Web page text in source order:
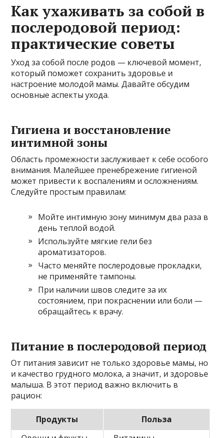
Как ухаживать за собой в
послеродовой период:
практические советы
Уход за собой после родов — ключевой момент,
который поможет сохранить здоровье и
настроение молодой мамы. Давайте обсудим
основные аспекты ухода.
Гигиена и восстановление
интимной зоны
Область промежности заслуживает к себе особого
внимания. Малейшее пренебрежение гигиеной
может привести к воспалениям и осложнениям.
Следуйте простым правилам:
Мойте интимную зону минимум два раза в
день теплой водой.
Используйте мягкие гели без
ароматизаторов.
Часто меняйте послеродовые прокладки,
не применяйте тампоны.
При наличии швов следите за их
состоянием, при покраснении или боли —
обращайтесь к врачу.
Питание в послеродовой период
От питания зависит не только здоровье мамы, но
и качество грудного молока, а значит, и здоровье
малыша. В этот период важно включить в
рацион:
Продукты
Польза